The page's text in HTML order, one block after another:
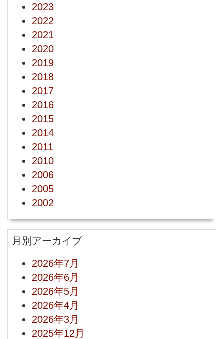
2023
2022
2021
2020
2019
2018
2017
2016
2015
2014
2011
2010
2006
2005
2002
月別アーカイブ
2026年7月
2026年6月
2026年5月
2026年4月
2026年3月
2025年12月